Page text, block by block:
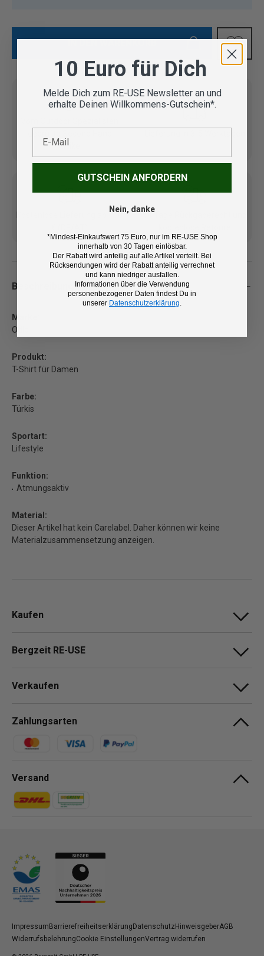
IN DEN WARENKORB
Artikel
Kostenlose Lieferung ab 100
14 Tage Rückgaberecht und
Beschreibung
Marke:
Odlo
Produkt:
T-Shirt für Damen
Farbe:
Türkis
Sportart:
Lifestyle
Funktion:
Atmungsaktiv
Material:
Dieser Artikel hat kein Carelabel. Daher können wir keine
Materialzusammensetzung anzeigen.
Kaufen
Bergzeit RE-USE
Verkaufen
Zahlungsarten
Zahlungsmethoden
Versand
Zahlungsmethoden
Zahlungsmethoden
ImpressumBarrierefreiheitserklärungDatenschutzHinweisgeberAGB
WiderrufsbelehrungCookie EinstellungenVertrag widerrufen
10 Euro für Dich
Melde Dich zum RE-USE Newsletter an und
erhalte Deinen Willkommens-Gutschein*.
GUTSCHEIN ANFORDERN
Nein, danke
*Mindest-Einkaufswert 75 Euro, nur im RE-USE Shop
innerhalb von 30 Tagen einlösbar.
Der Rabatt wird anteilig auf alle Artikel verteilt. Bei
Rücksendungen wird der Rabatt anteilig verrechnet
und kann niedriger ausfallen.
Informationen über die Verwendung
personenbezogener Daten findest Du in
unserer Datenschutzerklärung